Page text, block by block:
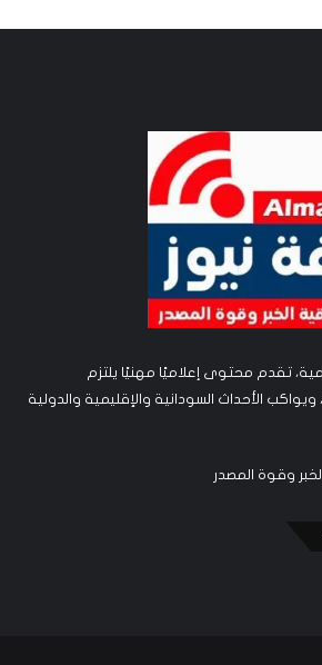
تقدم محتوى إعلاميًا مهنيًا يلتزم
الأحداث السودانية والإقليمية والدولية
وقوة المصدر